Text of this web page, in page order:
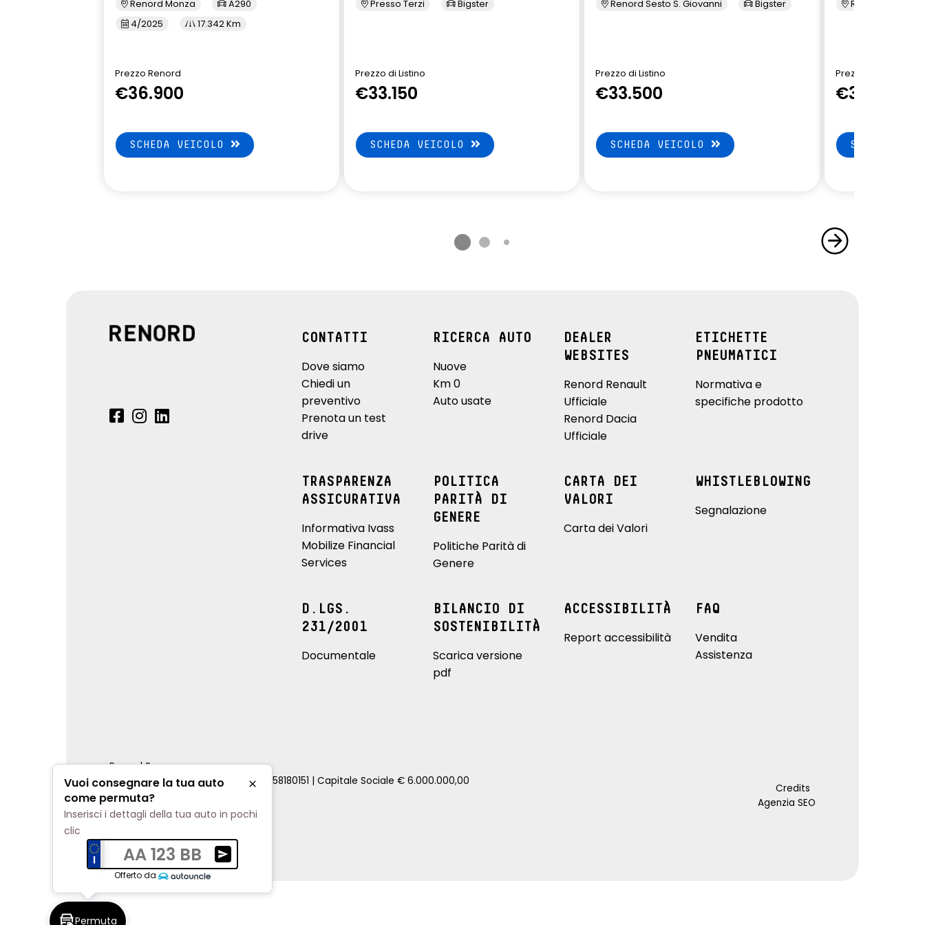
Frame Less senza cornice
elettricamente
sistema di controllo della
sistema di frenata d'emergenza
volante riscaldato
Renord Monza
A290
4/2025
17.342 Km
Prezzo Renord
€36.900
SCHEDA VEICOLO
Presso Terzi Bigster
Prezzo di Listino
€33.150
SCHEDA VEICOLO
Renord Sesto S. Giovanni Bigster
Prezzo di Listino
€33.500
SCHEDA VEICOLO
Renord Sesto S.
Prezzo di Listino
€32.650
SCHEDA
CONTATTI
Dove siamo
Chiedi un
preventivo
Prenota un test
drive
RICERCA AUTO
Nuove
Km 0
Auto usate
DEALER
WEBSITES
Renord Renault
Ufficiale
Renord Dacia
Ufficiale
ETICHETTE
PNEUMATICI
Normativa e
specifiche prodotto
TRASPARENZA
ASSICURATIVA
Informativa Ivass
Mobilize Financial
Services
POLITICA
PARITÀ DI
GENERE
Politiche Parità di
Genere
CARTA DEI
VALORI
Carta dei Valori
WHISTLEBLOWING
Segnalazione
D.LGS.
231/2001
Documentale
BILANCIO DI
SOSTENIBILITÀ
Scarica versione
pdf
ACCESSIBILITÀ
Report accessibilità
FAQ
Vendita
Assistenza
Renord S.p.a.
REA Milano 810796 | P.IVA e C.F. 00858180151 | Capitale Sociale € 6.000.000,00
Cookie Policy
Privacy Policy
Impostazioni di tracciamento
Credits
Agenzia SEO
Permuta
Vuoi consegnare la tua auto
come permuta?
Chiudi
Inserisci i dettagli della tua auto in pochi
clic
AA 123 BB
Ricevi una valutazione della tua auto senza impegno
Offerto da